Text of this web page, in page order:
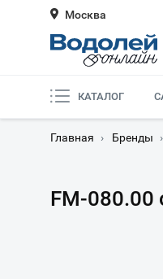
Москва
КАТАЛОГ
Главная › Бренды ›
FM-080.00